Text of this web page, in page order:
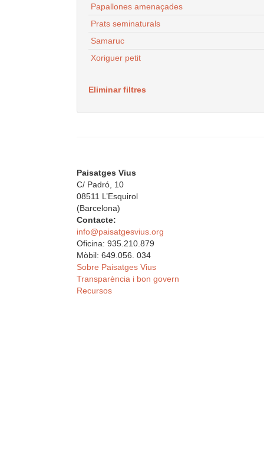
Papallones amenaçades
Prats seminaturals
Samaruc
Xoriguer petit
Eliminar filtres
Paisatges Vius
C/ Padró, 10
08511 L’Esquirol
(Barcelona)
Contacte:
info@paisatgesvius.org
Oficina: 935.210.879
Mòbil: 649.056. 034
Sobre Paisatges Vius
Transparència i bon govern
Recursos